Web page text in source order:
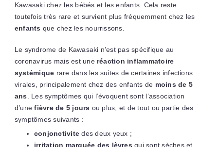
Kawasaki chez les bébés et les enfants. Cela reste
toutefois très rare et survient plus fréquemment chez les
enfants que chez les nourrissons.
Le syndrome de Kawasaki n’est pas spécifique au
coronavirus mais est uneréaction inflammatoire
systémique rare dans les suites de certaines infections
virales, principalement chez des enfants de moins de 5
ans
. Les symptômes qui l’évoquent sont l’association
d’unefièvre de 5 jours ou plus, et de tout ou partie des
symptômes suivants :
conjonctivite des deux yeux ;
irritation marquée des lèvres qui sont sèches et